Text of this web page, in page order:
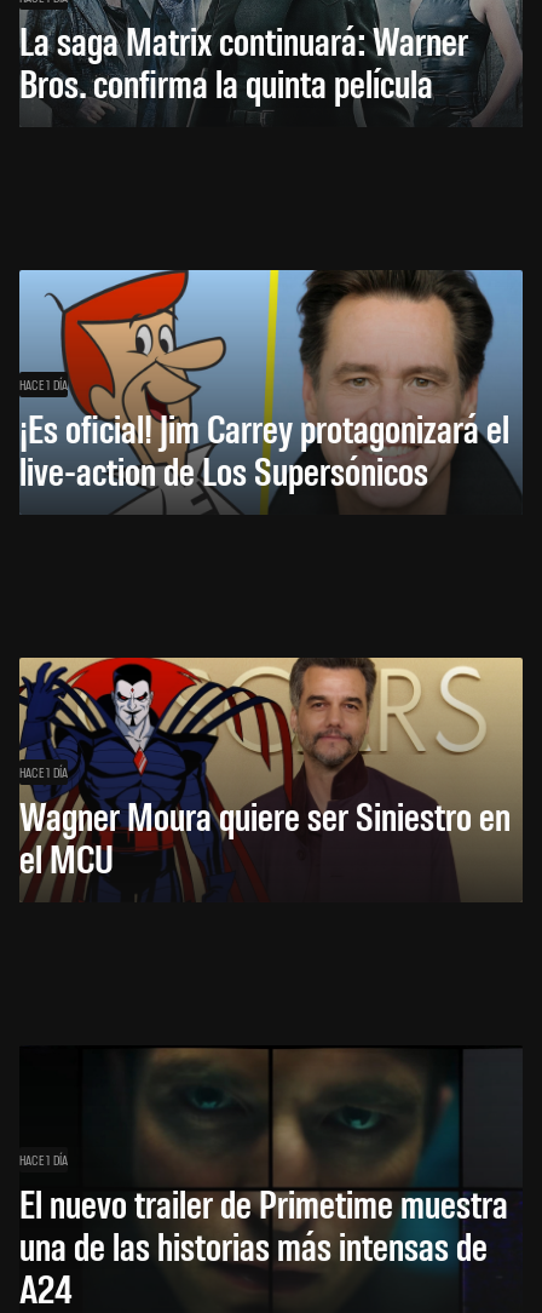
La saga Matrix continuará: Warner
Bros. confirma la quinta película
HACE 1 DÍA
¡Es oficial! Jim Carrey protagonizará el
live-action de Los Supersónicos
HACE 1 DÍA
Wagner Moura quiere ser Siniestro en
el MCU
HACE 1 DÍA
El nuevo trailer de Primetime muestra
una de las historias más intensas de
A24